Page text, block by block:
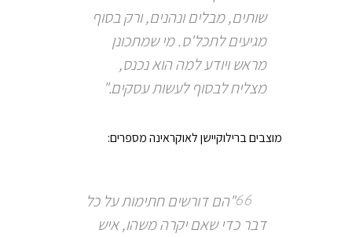
שותים, מבלים ונהנים, ורק בסוף
מגיעים לתכל'ס. מי שמתכונן
מראש ויודע למה הוא נכנס,
מצליח לבסוף לעשות עסקים."
מוצבים ברילוקיישן לאוקראינה מספרים:
"הם דורשים חתימות על כל
דבר כדי שאם יקרה משהו, איש